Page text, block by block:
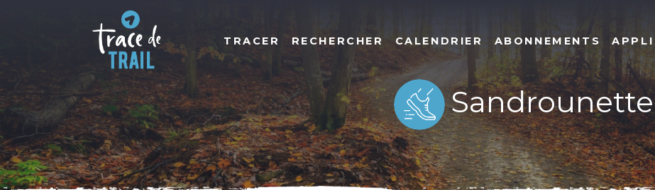
TRACER RECHERCHER CALENDRIER ABONNEMENTS APPLI
Sandrounette